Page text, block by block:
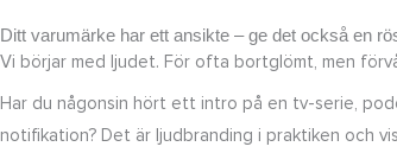
Ditt varumärke har ett ansikte – ge det också en
Vi börjar med ljudet. För ofta bortglömt, men
Har du någonsin hört ett intro på en tv-serie,
notifikation? Det är ljudbranding i praktiken och